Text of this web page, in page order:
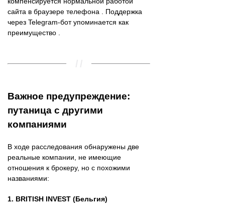
сайта в браузере телефона . Поддержка
через Telegram-бот упоминается как
преимущество .
Важное предупреждение:
путаница с другими
компаниями
В ходе расследования обнаружены две
реальные компании, не имеющие
отношения к брокеру, но с похожими
названиями:
1. BRITISH INVEST (Бельгия)